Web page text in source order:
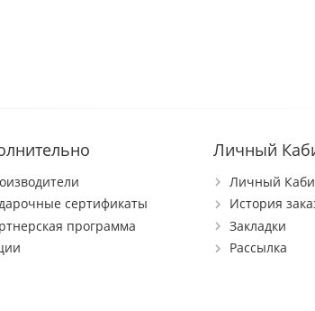
сертификаты
программа
Личный
Личный
История
Закладки
Рассылка